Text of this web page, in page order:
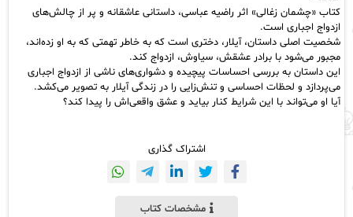
کتاب «چشمان زغالی» اثر راضیه عباسی، داستانی عاشقانه و پر از چالش‌های
ازدواج اجباری است.
شخصیت اصلی داستان، آیلار، دختری است که به خاطر تهمتی که به او زده‌اند،
مجبور می‌شود با برادر عشقش، سیاوش، ازدواج کند.
این داستان به بررسی احساسات پیچیده و دشواری‌های ناشی از ازدواج اجباری
می‌پردازد و لحظات احساسی و تنش‌زایی را در زندگی آیلار به تصویر می‌کشد.
آیا او می‌تواند با این شرایط کنار بیاید و عشق واقعی‌اش را پیدا کند؟
اشتراک گذاری
مشخصات کتاب